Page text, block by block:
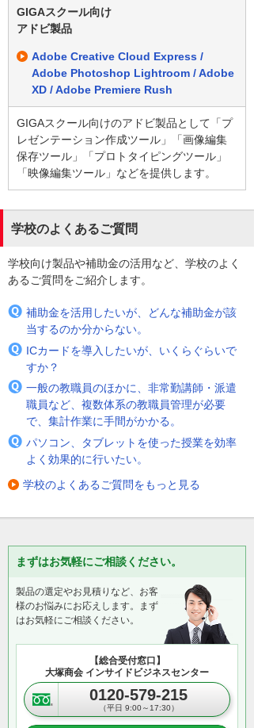
GIGAスクール向け
アドビ製品
Adobe Creative Cloud Express /
Adobe Photoshop Lightroom / Adobe
XD / Adobe Premiere Rush
GIGAスクール向けのアドビ製品として「プ
レゼンテーション作成ツール」「画像編集
保存ツール」「プロトタイピングツール」
「映像編集ツール」などを提供します。
学校のよくあるご質問
学校向け製品や補助金の活用など、学校のよく
あるご質問をご紹介します。
補助金を活用したいが、どんな補助金が該
当するのか分からない。
ICカードを導入したいが、いくらぐらいで
すか？
一般の教職員のほかに、非常勤講師・派遣
職員など、複数体系の教職員管理が必要
で、集計作業に手間がかかる。
パソコン、タブレットを使った授業を効率
よく効果的に行いたい。
学校のよくあるご質問をもっと見る
まずはお気軽にご相談ください。
製品の選定やお見積りなど、お客
様のお悩みにお応えします。まず
はお気軽にご相談ください。
【総合受付窓口】
大塚商会 インサイドビジネスセンター
0120-579-215
（平日 9:00～17:30）